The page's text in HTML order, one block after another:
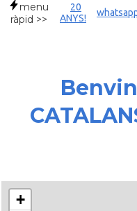
menu
ràpid >>
20
ANYS!
+